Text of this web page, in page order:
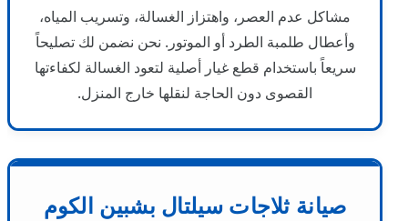
مشاكل عدم العصر، واهتزاز الغسالة، وتسريب المياه،
وأعطال طلمبة الطرد أو الموتور. نحن نضمن لك تصليحاً
سريعاً باستخدام قطع غيار أصلية لتعود الغسالة لكفاءتها
القصوى دون الحاجة لنقلها خارج المنزل.
صيانة ثلاجات سيلتال بشبين الكوم